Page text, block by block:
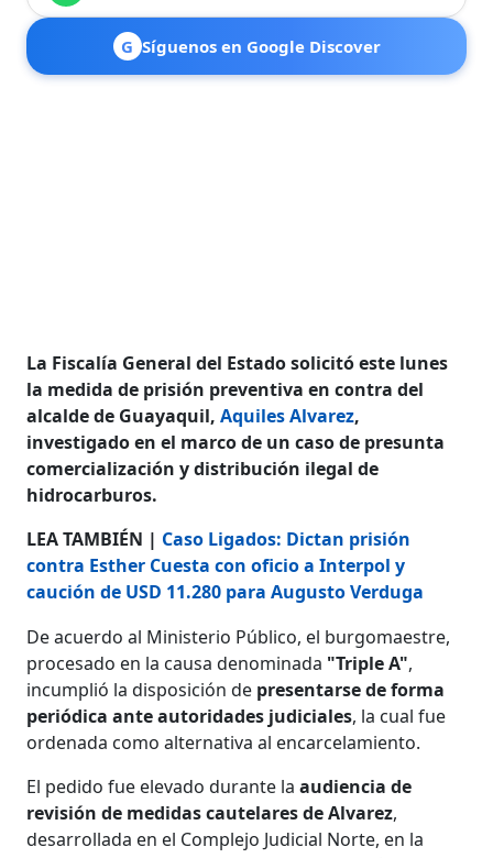
G Síguenos en Google Discover
La Fiscalía General del Estado solicitó este lunes
la medida de prisión preventiva en contra del
alcalde de Guayaquil,Aquiles Alvarez,
investigado en el marco de un caso de presunta
comercialización y distribución ilegal de
hidrocarburos.
LEA TAMBIÉN | Caso Ligados: Dictan prisión
contra Esther Cuesta con oficio a Interpol y
caución de USD 11.280 para Augusto Verduga
De acuerdo al Ministerio Público, el burgomaestre,
procesado en la causa denominada "Triple A",
incumplió la disposición de presentarse de forma
periódica ante autoridades judiciales, la cual fue
ordenada como alternativa al encarcelamiento.
El pedido fue elevado durante laaudiencia de
revisión de medidas cautelares de Alvarez,
desarrollada en el Complejo Judicial Norte, en la